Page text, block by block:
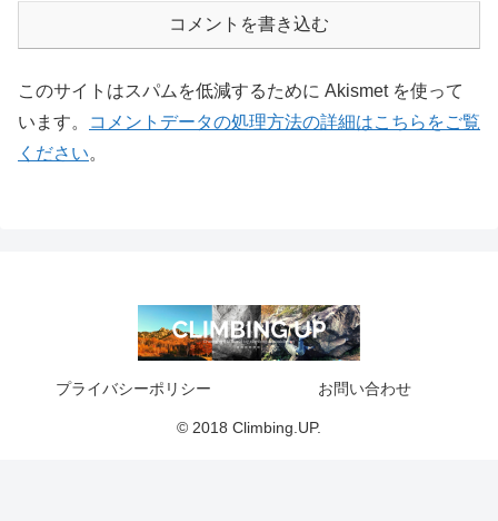
コメントを書き込む
このサイトはスパムを低減するために Akismet を使って
います。
コメントデータの処理方法の詳細はこちらをご覧
ください。
プライバシーポリシー お問い合わせ
© 2018 Climbing.UP.